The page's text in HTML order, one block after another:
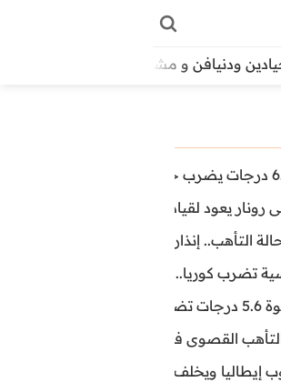
دين ودنيافن و مشاهير
رونار يعود لقيادة منتخب كوت ديفوار
التأهب.. إنذاران جديدان بسبب الأمطار
تضرب كوريا.. وفيات وإصابات ونفوق مئات
مصر
في 23 مدينة بسبب موجة حر شديدة
إيطاليا ويخلف عشرات الجرحى